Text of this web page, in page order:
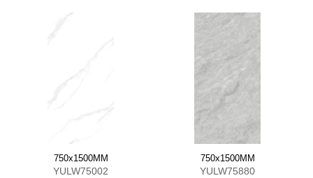
750x1500MM
YULW75002
750x1500MM
YULW75880